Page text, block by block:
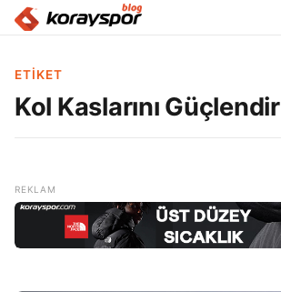
ETIKET
Kol Kaslarını Güçlendir